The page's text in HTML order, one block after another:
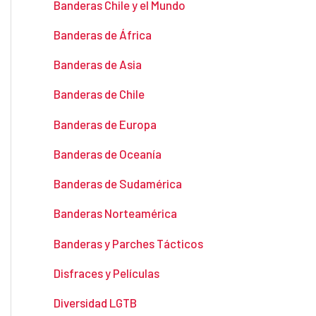
Banderas Chile y el Mundo
Banderas de África
Banderas de Asia
Banderas de Chile
Banderas de Europa
Banderas de Oceanía
Banderas de Sudamérica
Banderas Norteamérica
Banderas y Parches Tácticos
Disfraces y Películas
Diversidad LGTB